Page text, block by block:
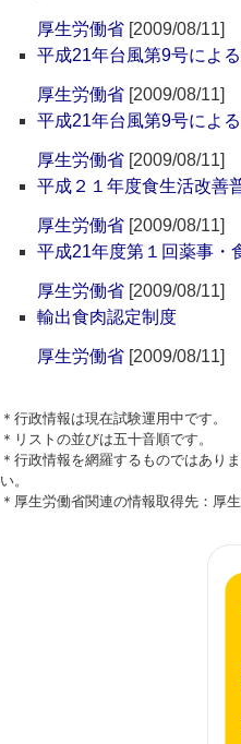
厚生労働省 [2009/08/11]
平成21年台風第9号によ
厚生労働省 [2009/08/11]
平成21年台風第9号によ
厚生労働省 [2009/08/11]
平成２１年度食生活改善
厚生労働省 [2009/08/11]
平成21年度第１回薬事・
厚生労働省 [2009/08/11]
輸出食肉認定制度
厚生労働省 [2009/08/11]
＊行政情報は現在試験運用中です。
＊リストの並びは五十音順です。
＊行政情報を網羅するものではあり
い。
＊厚生労働省関連の情報取得先：厚